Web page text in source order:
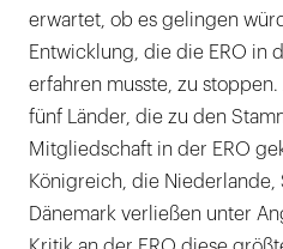
erwartet, ob es gelingen
Entwicklung, die die ERO in
erfahren musste, zu
fünf Länder, die zu den
Mitgliedschaft in der ERO
Königreich, die Niederlande,
Dänemark verließen unter